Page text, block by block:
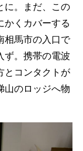
に。まだ、この
かくカバーする
相馬市の入口で
ず。携帯の電波
とコンタクトが
山のロッジへ物